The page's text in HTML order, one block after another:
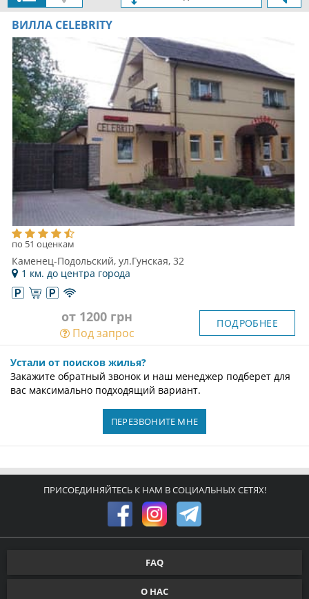
ВИЛЛА CELEBRITY
по 51 оценкам
Каменец-Подольский, ул.Гунская, 32
1 км. до центра города
от 1200 грн
Под запрос
ПОДРОБНЕЕ
Устали от поисков жилья?
Закажите обратный звонок и наш менеджер подберет для
вас максимально подходящий вариант.
ПЕРЕЗВОНИТЕ МНЕ
ПРИСОЕДИНЯЙТЕСЬ К НАМ В СОЦИАЛЬНЫХ СЕТЯХ!
FAQ
О НАС